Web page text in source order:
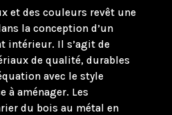
et des couleurs revêt une
la conception d’un
intérieur. Il s’agit de
de qualité, durables
avec le style
à aménager. Les
du bois au métal en